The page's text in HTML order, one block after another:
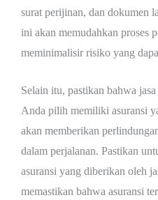
surat perijinan, dan dokumen
ini akan memudahkan proses
meminimalisir risiko yang
Selain itu, pastikan bahwa
Anda pilih memiliki asuransi
akan memberikan
dalam perjalanan. Pastikan
asuransi yang diberikan oleh
memastikan bahwa asuransi